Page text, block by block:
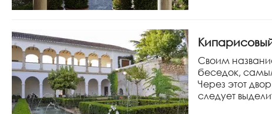
Своим
беседок,
Через этот
следует